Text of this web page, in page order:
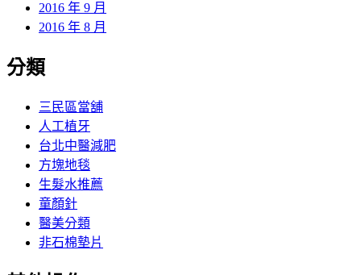
2016 年 9 月
2016 年 8 月
分類
三民區當舖
人工植牙
台北中醫減肥
方塊地毯
生髮水推薦
童顏針
醫美分類
非石棉墊片